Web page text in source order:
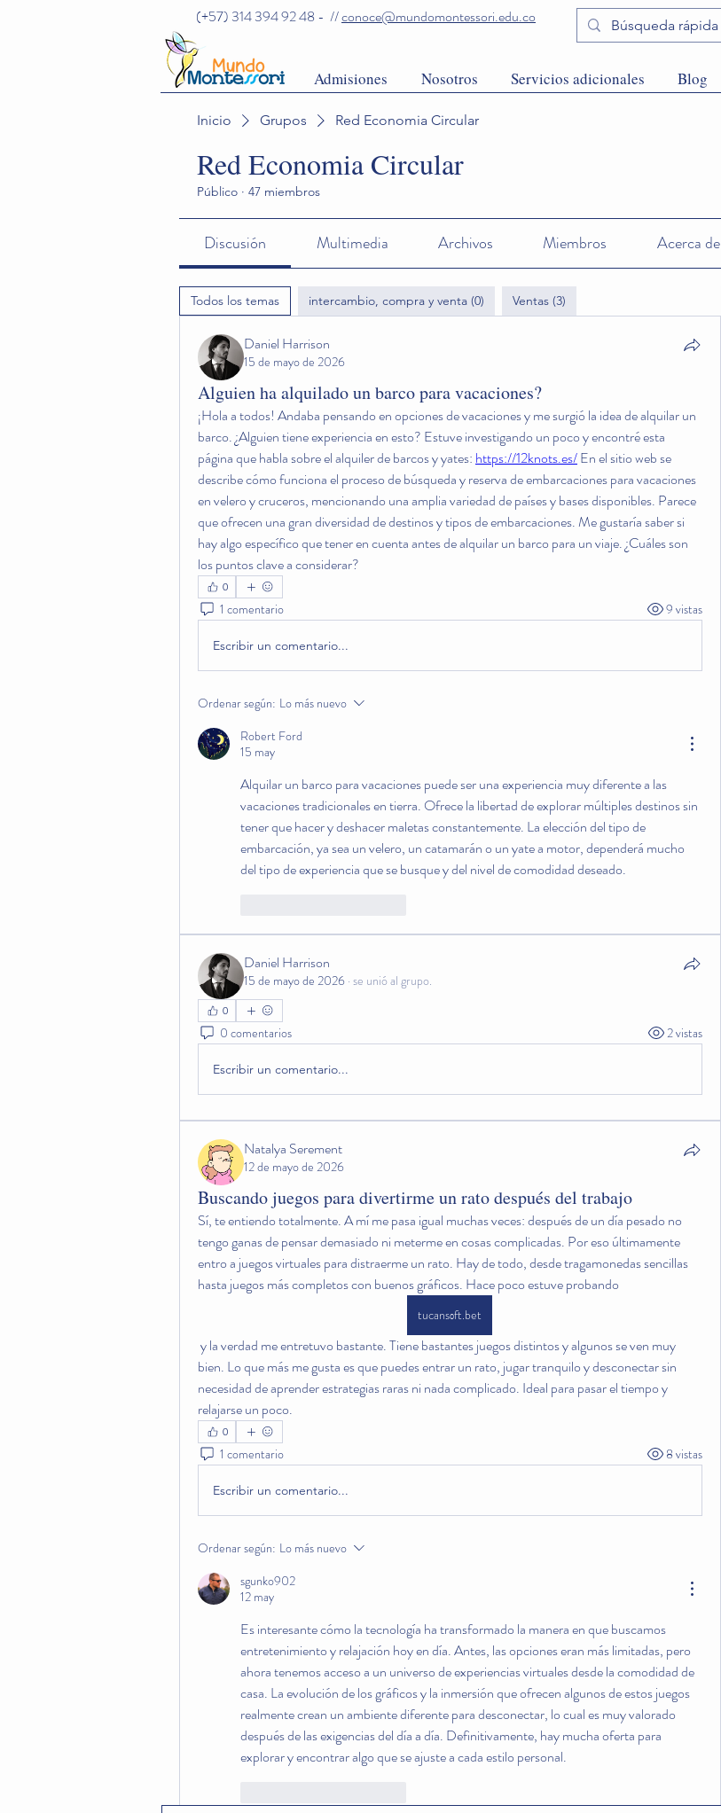
(+57) 314 394 92 48 - //conoce@mundomontessori.edu.co
Admisiones Nosotros Servicios adicionales Blog
Inicio Grupos Red Economia Circular
Red Economia Circular
Público · 47 miembros
Discusión Multimedia Archivos Miembros Acerca de
Todos los temas intercambio, compra y venta (0) Ventas (3)
Daniel Harrison
15 de mayo de 2026
Alguien ha alquilado un barco para vacaciones?
¡Hola a todos! Andaba pensando en opciones de vacaciones y me surgió la idea de alquilar un
barco. ¿Alguien tiene experiencia en esto? Estuve investigando un poco y encontré esta
página que habla sobre el alquiler de barcos y yates: https://12knots.es/ En el sitio web se
describe cómo funciona el proceso de búsqueda y reserva de embarcaciones para vacaciones
en velero y cruceros, mencionando una amplia variedad de países y bases disponibles. Parece
que ofrecen una gran diversidad de destinos y tipos de embarcaciones. Me gustaría saber si
hay algo específico que tener en cuenta antes de alquilar un barco para un viaje. ¿Cuáles son
los puntos clave a considerar?
0
1 comentario 9 vistas
Escribir un comentario...
Ordenar según: Lo más nuevo
Robert Ford
15 may
Alquilar un barco para vacaciones puede ser una experiencia muy diferente a las
vacaciones tradicionales en tierra. Ofrece la libertad de explorar múltiples destinos sin
tener que hacer y deshacer maletas constantemente. La elección del tipo de
embarcación, ya sea un velero, un catamarán o un yate a motor, dependerá mucho
del tipo de experiencia que se busque y del nivel de comodidad deseado.
Daniel Harrison
15 de mayo de 2026 · se unió al grupo.
0
0 comentarios 2 vistas
Escribir un comentario...
Natalya Serement
12 de mayo de 2026
Buscando juegos para divertirme un rato después del trabajo
Sí, te entiendo totalmente. A mí me pasa igual muchas veces: después de un día pesado no
tengo ganas de pensar demasiado ni meterme en cosas complicadas. Por eso últimamente
entro a juegos virtuales para distraerme un rato. Hay de todo, desde tragamonedas sencillas
hasta juegos más completos con buenos gráficos. Hace poco estuve probando
tucansоft.bet
bien. Lo que más me gusta es que puedes entrar un rato, jugar tranquilo y desconectar sin
necesidad de aprender estrategias raras ni nada complicado. Ideal para pasar el tiempo y
relajarse un poco.
0
1 comentario 8 vistas
Escribir un comentario...
Ordenar según: Lo más nuevo
sgunko902
12 may
Es interesante cómo la tecnología ha transformado la manera en que buscamos
entretenimiento y relajación hoy en día. Antes, las opciones eran más limitadas, pero
ahora tenemos acceso a un universo de experiencias virtuales desde la comodidad de
casa. La evolución de los gráficos y la inmersión que ofrecen algunos de estos juegos
realmente crean un ambiente diferente para desconectar, lo cual es muy valorado
después de las exigencias del día a día. Definitivamente, hay mucha oferta para
explorar y encontrar algo que se ajuste a cada estilo personal.